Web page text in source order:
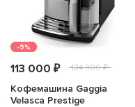
-9%
113 000 ₽ 124 300 ₽
Кофемашина Gaggia
Velasca Prestige